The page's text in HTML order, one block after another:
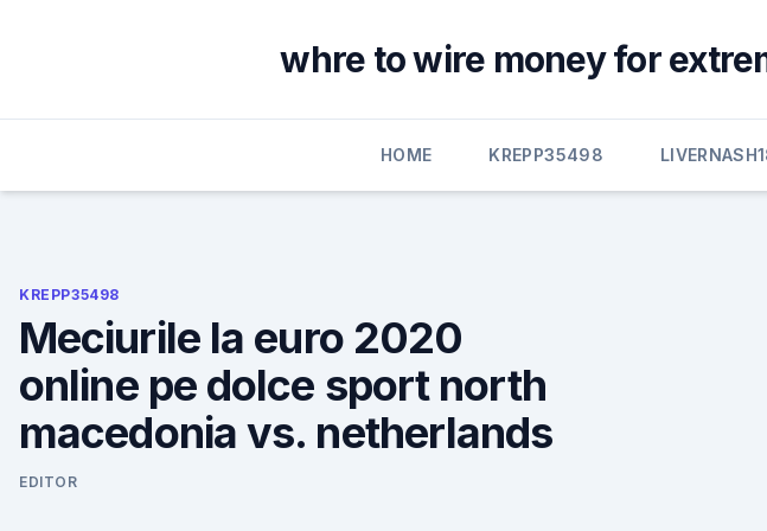
whre to wire money for
HOME KREPP35498
KREPP35498
Meciurile la euro 2020
online pe dolce sport north
macedonia vs. netherlands
EDITOR